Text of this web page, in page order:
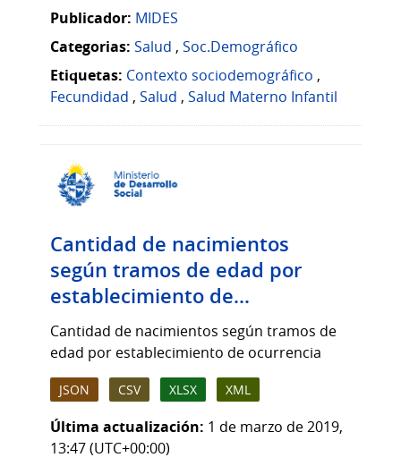
Publicador: MIDES
Categorias: Salud , Soc.Demográfico
Etiquetas: Contexto sociodemográfico ,
Fecundidad , Salud , Salud Materno Infantil
Cantidad de nacimientos
según tramos de edad por
establecimiento de...
Cantidad de nacimientos según tramos de
edad por establecimiento de ocurrencia
JSON CSV XLSX XML
Última actualización: 1 de marzo de 2019,
13:47 (UTC+00:00)